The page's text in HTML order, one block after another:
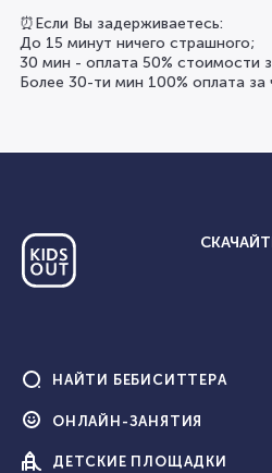
⏰Если Вы задерживаетесь:
До 15 минут ничего страшного;
30 мин - оплата 50% стоимости
Более 30-ти мин 100% оплата за
НАЙТИ БЕБИСИТТЕРА
ОНЛАЙН-ЗАНЯТИЯ
ДЕТСКИЕ ПЛОЩАДКИ